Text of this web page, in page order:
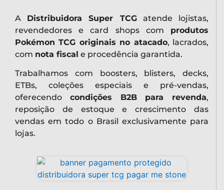
A Distribuidora Super TCGatende lojistas,
revendedores e card shops com produtos
Pokémon TCG originais no atacado, lacrados,
com nota fiscal e procedência garantida.
Trabalhamos com boosters, blisters, decks,
ETBs, coleções especiais e pré-vendas,
oferecendo condições B2B para revenda,
reposição de estoque e crescimento das
vendas em todo o Brasil exclusivamente para
lojas.